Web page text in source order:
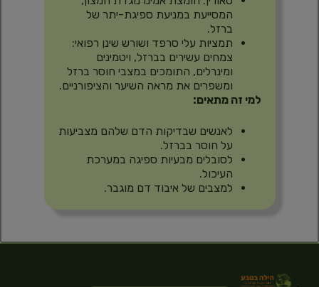
המסייעת במניעת ספיגת-יתר של
ברזל.
תמציות עלי סרפד ושורש שינן רפואי:
צמחים עשירים בברזל, ויטמינים
ומינרלים, התומכים במצבי חוסר ברזל
ומשפרים את מראה השיער והציפורניים.
למי זה מתאים:
לאנשים שבדיקות הדם שלהם מצביעות
על חוסר בברזל.
לסובלים מבעיות ספיגה במערכת
העיכול.
למצבים של איבוד דם מוגבר.